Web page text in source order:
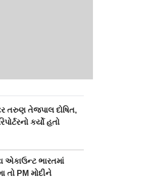
તરુણ તેજપાલ દોષિત,
કર્યો હતો
એકાઉન્ટ ભારતમાં
તો PM મોદીને